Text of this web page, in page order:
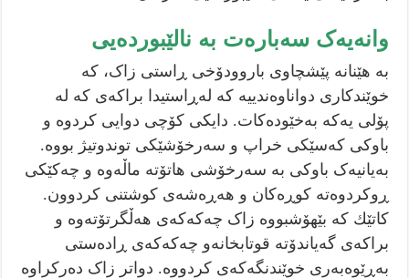
وانەیەک سەبارەت بە نالێبوردەیی
بە هێنانە پێشچاوی باروودۆخی ڕاستی زاک، کە
خوێندکاری دواناوەندییە کە لەڕاستیدا براکەی کە لە
پۆلی یەکە بەخێودەکات. دایکی کۆچی دوایی کردوە و
باوکی کەسێکی خراپ و سەرخۆشێکی توندوتیژ بووە.
بەیانیەک باوکی بە سەرخۆشی هاتۆتە ماڵەوە و چەکێکی
ڕوکردوەتە کوڕەکان و هەڕەشەی کوشتنی کردوون.
کاتێك کە بێهۆشبووە زاک چەکەکەی هەڵگرتۆتەوە و
براکەی گەیاندۆتە قوتابخانەو چەکەکەی ڕادەستی
بەڕێوەبەری خوێندنگەکەی کردووە. دواتر زاک دەرکراوە